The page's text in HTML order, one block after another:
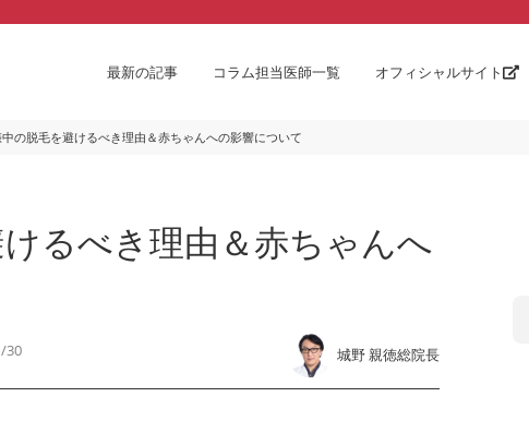
最新の記事 コラム担当医師一覧 オフィシャルサイト
の脱毛を避けるべき理由＆赤ちゃんへの影響について
るべき理由＆赤ちゃんへ
30 城野 親徳総院長